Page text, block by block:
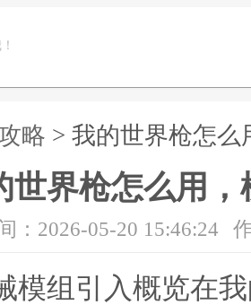
略 > 我的世界枪怎
世界枪怎么用
：2026-05-20 15:46:24
模组引入概览在